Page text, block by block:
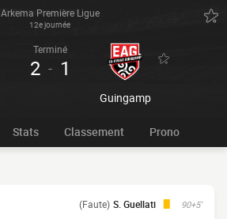
Arkema Première Ligue
12e journée
Terminé
2 - 1
Guingamp
Stats Classement Prono
90+5'
S. Guellati
(Faute)